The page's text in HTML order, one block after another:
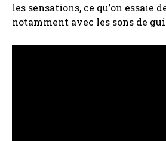
les sensations, ce qu’on essaie
notamment avec les sons de